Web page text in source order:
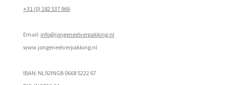
+31 (0) 182 537 966
Email: info@jongeneelverpakking.nl
www.jongeneelverpakking.nl
IBAN: NL92INGB 0668 5222 67